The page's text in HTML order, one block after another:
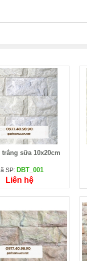
sữa 10x20cm
SP: DBT_001
Liên hệ